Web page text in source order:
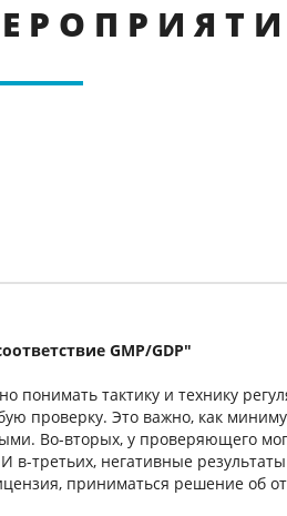
GMP/GDP"
тактику и технику
проверку. Это важно, как
Во-вторых, у проверяющего
негативные
приниматься решение об